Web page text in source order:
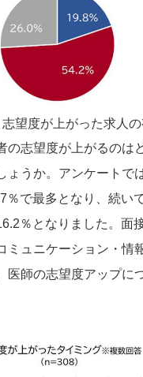
望度が上がった求人
の志望度が上がるのは
ょうか。アンケートで
％で最多となり、続い
％となりました。面
ミュニケーション・情
医師の志望度アップに